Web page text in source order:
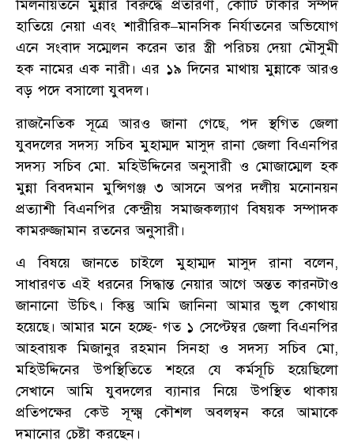
মিলনায়তনেমুন্নার বিরুদ্ধে প্রতারণা, কোটি টাকার সম্পদ
হাতিয়ে নেয়া এবং শারীরিক–মানসিক নির্যাতনের অভিযোগ
এনে সংবাদ সম্মেলন করেন তার স্ত্রী পরিচয় দেয়া মৌসুমী
হক নামের এক নারী। এর ১৯ দিনের মাথায় মুন্নাকে আরও
বড় পদে বসালো যুবদল।
রাজনৈতিক সূত্রে আরও জানা গেছে, পদ স্থগিত জেলা
যুবদলের সদস্য সচিব মুহাম্মদ মাসুদ রানা জেলা বিএনপির
সদস্য সচিব মো. মহিউদ্দিনের অনুসারী ও মোজাম্মেল হক
মুন্না বিবদমান মুন্সিগঞ্জ ৩ আসনে অপর দলীয় মনোনয়ন
প্রত্যাশী বিএনপির কেন্দ্রীয় সমাজকল্যাণ বিষয়ক সম্পাদক
কামরুজ্জামান রতনের অনুসারী।
এ বিষয়ে জানতে চাইলে মুহাম্মদ মাসুদ রানা বলেন,
সাধারণত এই ধরনের সিদ্ধান্ত নেয়ার আগে অন্তত কারনটাও
জানানো উচিৎ। কিন্তু আমি জানিনা আমার ভুল কোথায়
হয়েছে। আমার মনে হচ্ছে- গত ১ সেপ্টেম্বর জেলা বিএনপির
আহবায়ক মিজানুর রহমান সিনহা ও সদস্য সচিব মো,
মহিউদ্দিনের উপস্থিতিতে শহরে যে কর্মসূচি হয়েছিলো
সেখানে আমি যুবদলের ব্যানার নিয়ে উপস্থিত থাকায়
প্রতিপক্ষের কেউ সূক্ষ্ম কৌশল অবলম্বন করে আমাকে
দমানোর চেষ্টা করছেন।